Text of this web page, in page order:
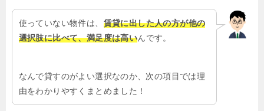
使っていない物件は、 賃貸に出した人の方が他の
選択肢に比べて、満足度は高いんです。
なんで貸すのがよい選択なのか、次の項目では理
由をわかりやすくまとめました！